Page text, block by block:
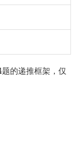
的递推框架，仅